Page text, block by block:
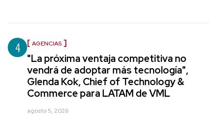
4 AGENCIAS
"La próxima ventaja competitiva no
vendrá de adoptar más tecnología",
Glenda Kok, Chief of Technology &
Commerce para LATAM de VML
agosto 5, 2026